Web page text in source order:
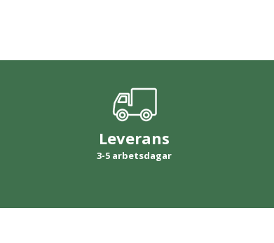
Leverans
3-5 arbetsdagar